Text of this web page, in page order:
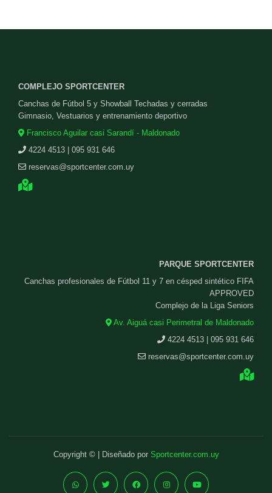
COMPLEJO SPORTCENTER
Canchas de Fútbol 5 y Showball Techadas y cerradas
Gimnasio, Vestuarios y entrenamiento deportivo
Francisco Aguilar casi Sarandí - Maldonado
4224 4513 | 095 931 646
reservas@sportcenter.com.uy
PARQUE SPORTCENTER
Canchas profesionales de Fútbol 11 y 7 en césped sintético FIFA
APPROVED
Complejo de la Liga Seniors
Av. Aiguá casi Perimetral de Maldonado
4224 4513 | 095 931 646
reservas@sportcenter.com.uy
Copyright © | Diseñado por Sportcenter.com.uy